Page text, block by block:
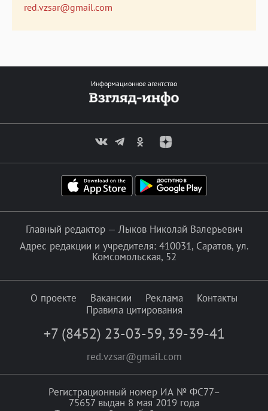
red.vzsar@gmail.com
Информационное агентство
Главный редактор — Лыков Николай Валерьевич
Адрес редакции и учредителя: 410031, Саратов, ул.
Комсомольская, 52
О проекте Вакансии Реклама
Контакты
Правила цитирования
+7 (8452) 23-03-59, 39-39-41
red.vzsar@gmail.com
Регистрационный номер ИА № ФС77–
75657 выдан 8 мая 2019 года